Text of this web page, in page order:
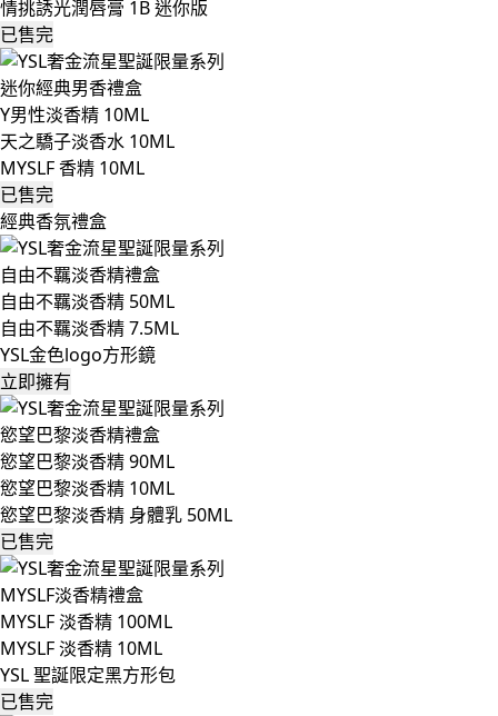
情挑誘光潤唇膏 1B 迷你版
已售完
迷你經典男香禮盒
Y男性淡香精 10ML
天之驕子淡香水 10ML
MYSLF 香精 10ML
已售完
經典香氛禮盒
自由不羈淡香精禮盒
自由不羈淡香精 50ML
自由不羈淡香精 7.5ML
YSL金色logo方形鏡
立即擁有
慾望巴黎淡香精禮盒
慾望巴黎淡香精 90ML
慾望巴黎淡香精 10ML
慾望巴黎淡香精 身體乳 50ML
已售完
MYSLF淡香精禮盒
MYSLF 淡香精 100ML
MYSLF 淡香精 10ML
YSL 聖誕限定黑方形包
已售完